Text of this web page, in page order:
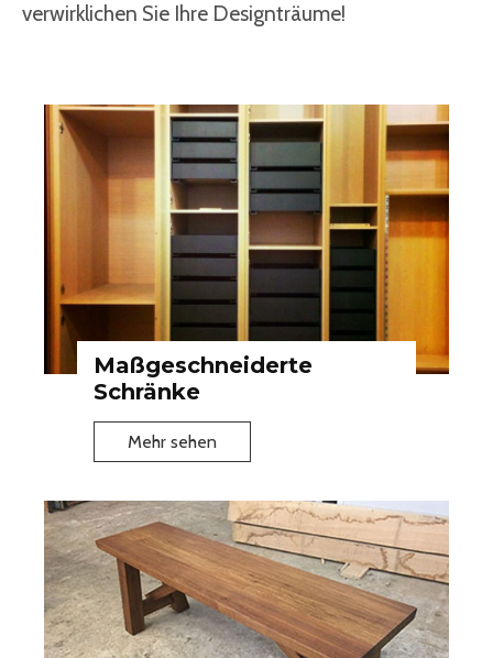
verwirklichen Sie Ihre Designträume!
Maßgeschneiderte
Schränke
Mehr sehenM
a
ß
g
e
s
c
h